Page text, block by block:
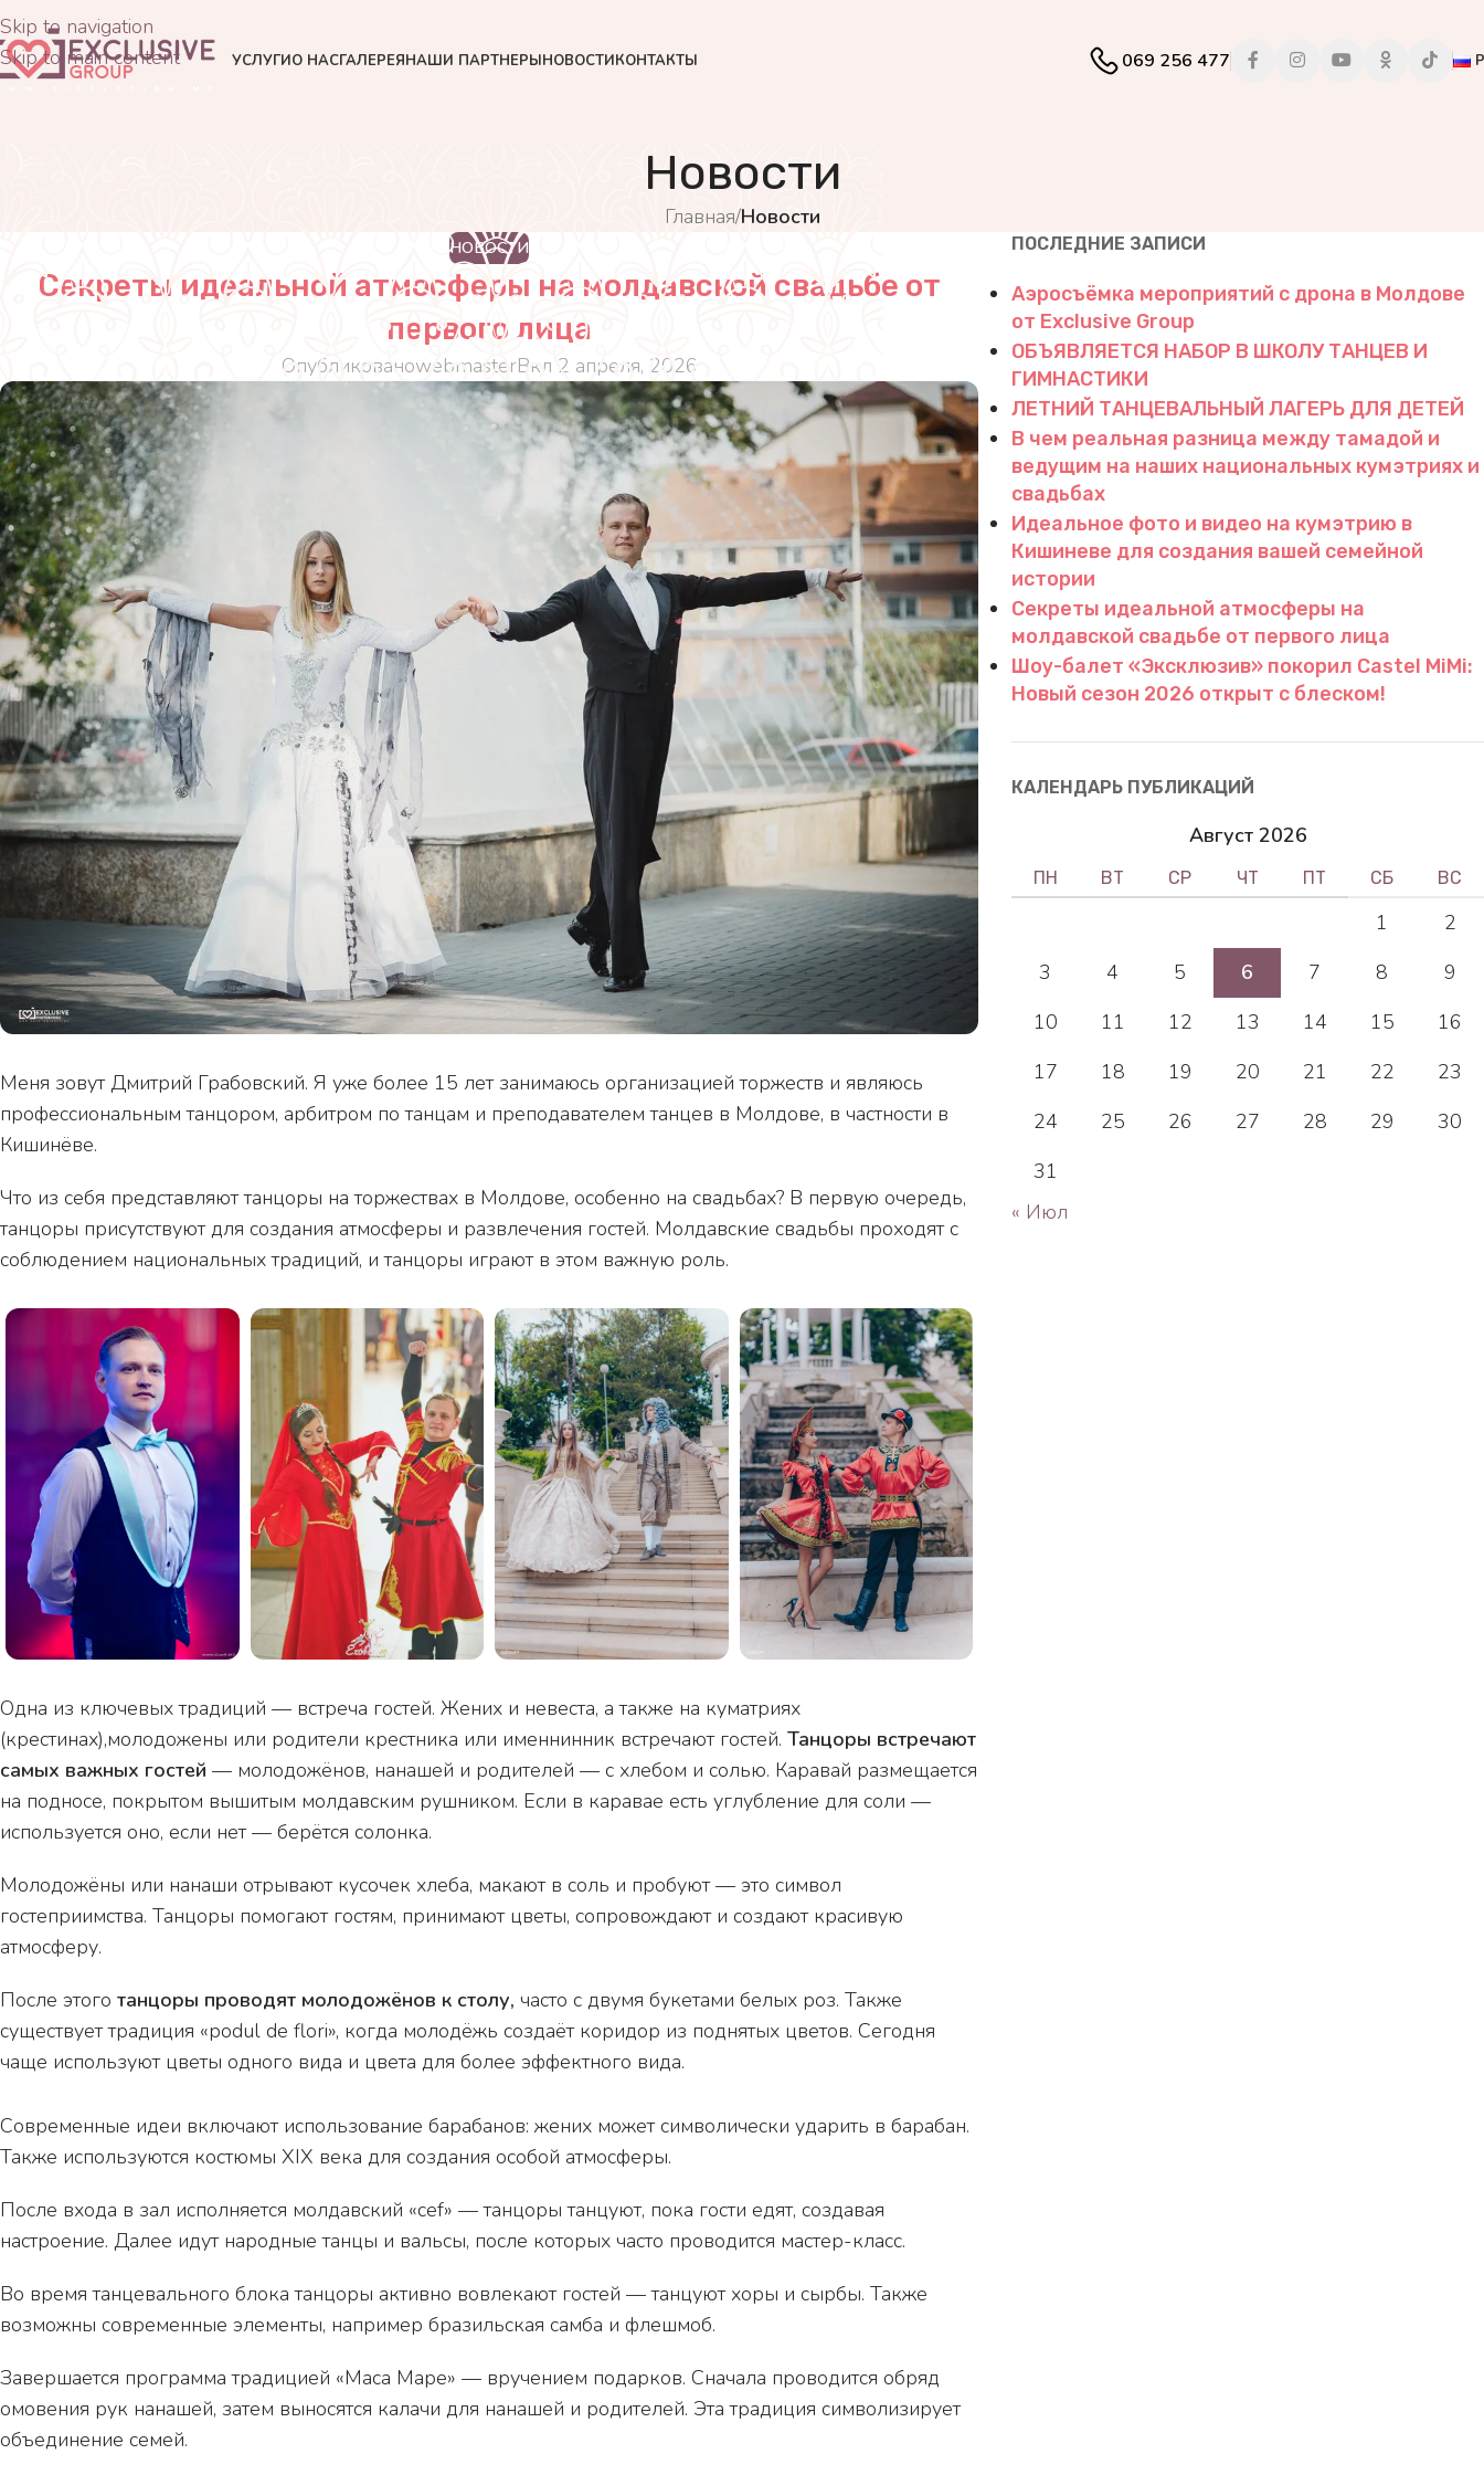
Skip to navigation
Skip to main content
УСЛУГИО НАСГАЛЕРЕЯНАШИ ПАРТНЕРЫНОВОСТИКОНТАКТЫ 069 256 477
Новости
Главная/Новости
НОВОСТИ
Секреты идеальной атмосферы на молдавской свадьбе от
первого лица
ОпубликованоwebmasterВкл 2 апреля, 2026
Меня зовут Дмитрий Грабовский. Я уже более 15 лет занимаюсь организацией торжеств и являюсь
профессиональным танцором, арбитром по танцам и преподавателем танцев в Молдове, в частности в
Кишинёве.
Что из себя представляют танцоры на торжествах в Молдове, особенно на свадьбах? В первую очередь,
танцоры присутствуют для создания атмосферы и развлечения гостей. Молдавские свадьбы проходят с
соблюдением национальных традиций, и танцоры играют в этом важную роль.
Одна из ключевых традиций — встреча гостей. Жених и невеста, а также на куматриях
(крестинах),молодожены или родители крестника или именнинник встречают гостей. Танцоры встречают
самых важных гостей — молодожёнов, нанашей и родителей — с хлебом и солью. Каравай размещается
на подносе, покрытом вышитым молдавским рушником. Если в каравае есть углубление для соли —
используется оно, если нет — берётся солонка.
Молодожёны или нанаши отрывают кусочек хлеба, макают в соль и пробуют — это символ
гостеприимства. Танцоры помогают гостям, принимают цветы, сопровождают и создают красивую
атмосферу.
После этого танцоры проводят молодожёнов к столу, часто с двумя букетами белых роз. Также
существует традиция «podul de flori», когда молодёжь создаёт коридор из поднятых цветов. Сегодня
чаще используют цветы одного вида и цвета для более эффектного вида.
Современные идеи включают использование барабанов: жених может символически ударить в барабан.
Также используются костюмы XIX века для создания особой атмосферы.
После входа в зал исполняется молдавский «cef» — танцоры танцуют, пока гости едят, создавая
настроение. Далее идут народные танцы и вальсы, после которых часто проводится мастер-класс.
Во время танцевального блока танцоры активно вовлекают гостей — танцуют хоры и сырбы. Также
возможны современные элементы, например бразильская самба и флешмоб.
Завершается программа традицией «Маса Маре» — вручением подарков. Сначала проводится обряд
омовения рук нанашей, затем выносятся калачи для нанашей и родителей. Эта традиция символизирует
объединение семей.
ПОСЛЕДНИЕ ЗАПИСИ
Аэросъёмка мероприятий с дрона в Молдове
от Exclusive Group
ОБЪЯВЛЯЕТСЯ НАБОР В ШКОЛУ ТАНЦЕВ И
ГИМНАСТИКИ
ЛЕТНИЙ ТАНЦЕВАЛЬНЫЙ ЛАГЕРЬ ДЛЯ ДЕТЕЙ
В чем реальная разница между тамадой и
ведущим на наших национальных кумэтриях и
свадьбах
Идеальное фото и видео на кумэтрию в
Кишиневе для создания вашей семейной
истории
Секреты идеальной атмосферы на
молдавской свадьбе от первого лица
Шоу-балет «Эксклюзив» покорил Castel MiMi:
Новый сезон 2026 открыт с блеском!
КАЛЕНДАРЬ ПУБЛИКАЦИЙ
Август 2026
ПН ВТ СР ЧТ ПТ СБ ВС
1
2
3
4 5 6 7 8
9
10
11 12 13 14 15
16
17
18 19 20 21 22
23
24
25 26 27 28 29
30
31
« Июл